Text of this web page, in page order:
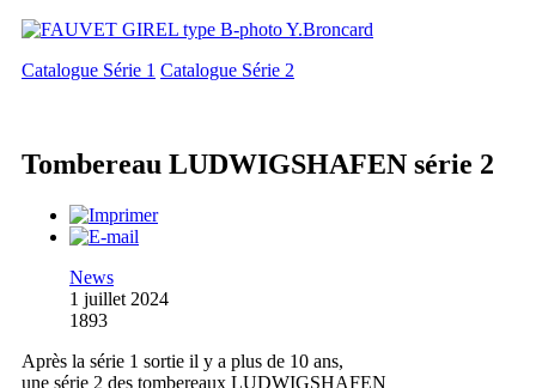
Catalogue Série 1 Catalogue Série 2
Tombereau LUDWIGSHAFEN série 2
News
1 juillet 2024
1893
Après la série 1 sortie il y a plus de 10 ans,
une série 2 des tombereaux LUDWIGSHAFEN